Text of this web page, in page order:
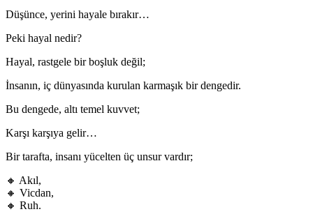
Düşünce, yerini hayale bırakır…
Peki hayal nedir?
Hayal, rastgele bir boşluk değil;
İnsanın, iç dünyasında kurulan karmaşık bir dengedir.
Bu dengede, altı temel kuvvet;
Karşı karşıya gelir…
Bir tarafta, insanı yücelten üç unsur vardır;
🔸 Akıl,
🔸 Vicdan,
🔸 Ruh.